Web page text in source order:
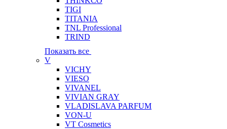
TIGI
TITANIA
TNL Professional
TRIND
Показать все
V
VICHY
VIESO
VIVANEL
VIVIAN GRAY
VLADISLAVA PARFUM
VON-U
VT Cosmetics